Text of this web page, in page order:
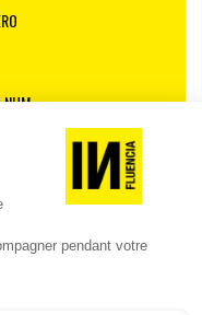
NUM.
la revue en